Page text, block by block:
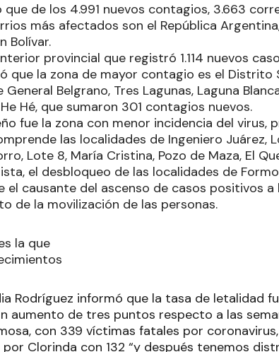
de los 4.991 nuevos contagios, 3.663
más afectados son el República
Bolívar.
provincial que registró 1.114 nuevos
que la zona de mayor contagio es el Distrito
Belgrano, Tres Lagunas, Laguna
Hé, que sumaron 301 contagios nuevos.
fue la zona con menor incidencia del virus,
las localidades de Ingeniero Juárez,
Lote 8, María Cristina, Pozo de Maza, El
el desbloqueo de las localidades de
el causante del ascenso de casos positivos
de la movilización de las personas.
la que
Rodríguez informó que la tasa de letalidad
aumento de tres puntos respecto a las
con 339 víctimas fatales por
por Clorinda con 132 “y después tenemos